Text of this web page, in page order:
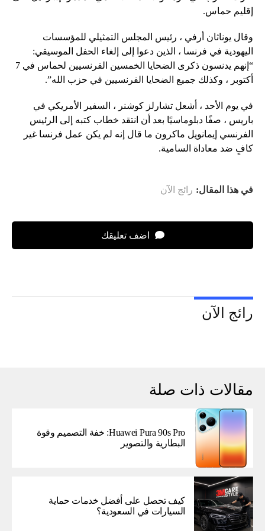
إقليم حماس.
وقال يوناثان أرفي ، رئيس المجلس التمثيلي للمؤسسات
اليهودية في فرنسا ، الذين دعوا إلى إلغاء الحفل الموسيقي:
“إنهم يدنسون ذكرى الضحايا الخمسين الفرنسيين لحماس في 7
أكتوبر ، وكذلك جميع الضحايا الفرنسيين في حزب الله”.
في يوم الأحد ، أشعل تشارلز كوشنر ، السفير الأمريكي في
باريس ، صفًا دبلوماسيًا بعد أن انتقد خطاب كتبه إلى الرئيس
الفرنسي إيمانويل ماكرون ما قال إنه لم يكن عمل فرنسا غير
كافٍ ضد معاداة السامية.
في هذا المقال: رائج الآن
اضف تعليقك
رائج الآن
مقالات ذات صلة
Huawei Pura 90s Pro: خفة التصميم وقوة
البطارية والتصوير
كيف تحصل على أفضل خدمات حماية
السيارات في السعودية؟